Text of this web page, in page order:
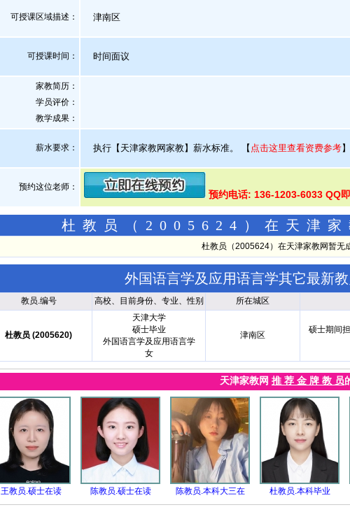
可授课区域描述： 津南区
可授课时间： 时间面议
家教简历：
学员评价：
教学成果：
薪水要求： 执行【天津家教网家教】薪水标准。 【 点击这里查看资费参考】
预约这位老师：
预约电话: 136-1203-6033 QQ
杜教员（2005624）在天津家
杜教员（2005624）在天津家教网暂无
外国语言学及应用语言学其它最新教
教员.编号 高校、目前身份、专业、性别 所在城区
杜教员 (2005620)
天津大学
硕士毕业
外国语言学及应用语言学
女
津南区
硕士期间
天津家教网 推 荐 金 牌 教 员
王教员.硕士在读 陈教员.硕士在读 陈教员.本科大三在 杜教员.本科毕业